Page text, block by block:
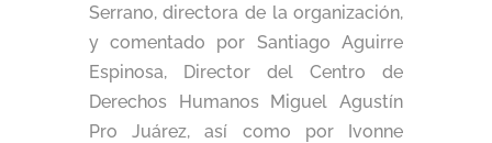
Serrano, directora de la organización,
y comentado por Santiago Aguirre
Espinosa, Director del Centro de
Derechos Humanos Miguel Agustín
Pro Juárez, así como por Ivonne